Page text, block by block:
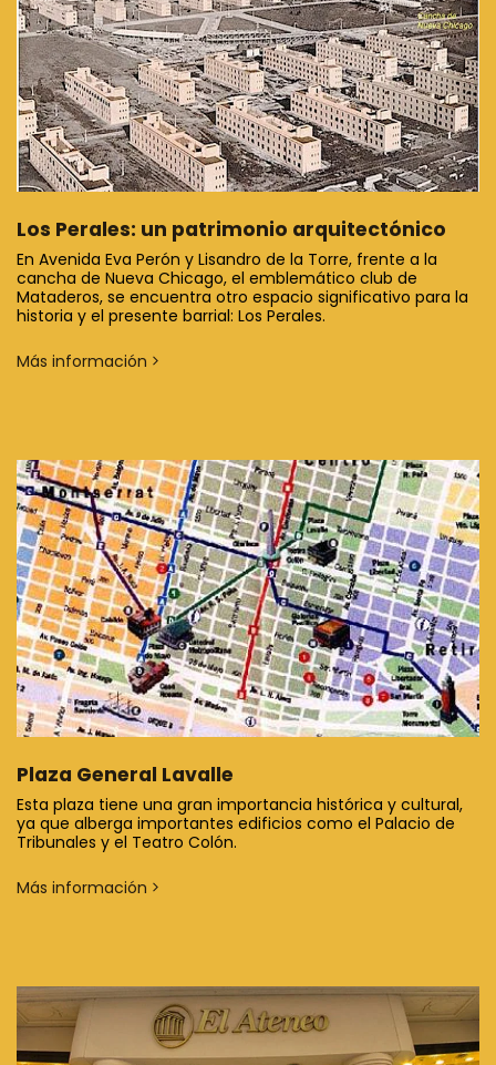
Los Perales: un patrimonio arquitectónico
En Avenida Eva Perón y Lisandro de la Torre, frente a la
cancha de Nueva Chicago, el emblemático club de
Mataderos, se encuentra otro espacio significativo para la
historia y el presente barrial: Los Perales.
Más información
Plaza General Lavalle
Esta plaza tiene una gran importancia histórica y cultural,
ya que alberga importantes edificios como el Palacio de
Tribunales y el Teatro Colón.
Más información